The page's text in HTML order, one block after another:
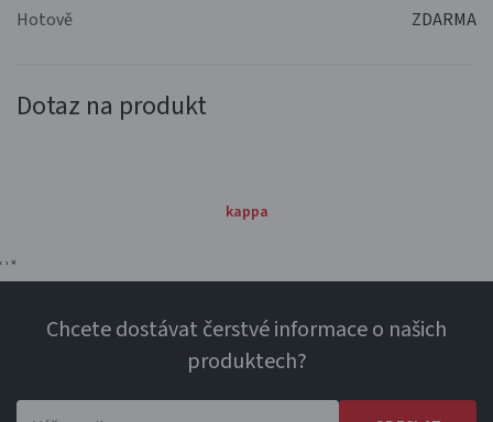
Hotově
ZDARMA
Dotaz na produkt
kappa
‹ › ×
Chcete dostávat čerstvé informace o našich
produktech?